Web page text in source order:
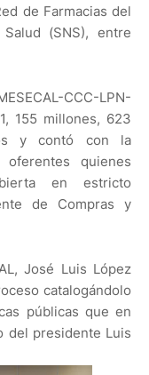
de Farmacias del
(SNS), entre
CCC-LPN-
155 millones, 623
y contó con la
quienes
en estricto
de Compras y
José Luis López
catalogándolo
públicas que en
del presidente Luis